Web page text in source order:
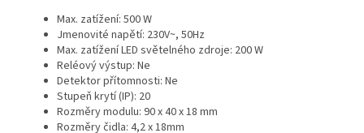
Max. zatížení: 500 W
Jmenovité napětí: 230V~, 50Hz
Max. zatížení LED světelného zdroje: 200 W
Reléový výstup: Ne
Detektor přítomnosti: Ne
Stupeň krytí (IP): 20
Rozměry modulu: 90 x 40 x 18 mm
Rozměry čidla: 4,2 x 18mm